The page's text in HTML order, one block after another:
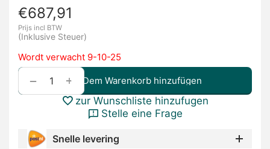
€687,91
Prijs incl BTW
(Inklusive Steuer)
Wordt verwacht 9-10-25
+
− Dem Warenkorb hinzufügen
zur Wunschliste hinzufugen
Stelle eine Frage
Snelle levering